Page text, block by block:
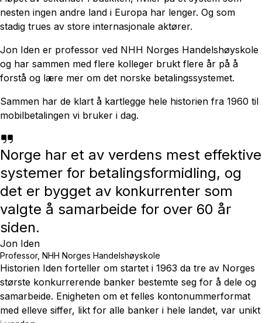
nesten ingen andre land i Europa har lenger. Og som
stadig trues av store internasjonale aktører.
Jon Iden er professor ved NHH Norges Handelshøyskole
og har sammen med flere kolleger brukt flere år på å
forstå og lære mer om det norske betalingssystemet.
Sammen har de klart å kartlegge hele historien fra 1960 til
mobilbetalingen vi bruker i dag.
Norge har et av verdens mest effektive
systemer for betalingsformidling, og
det er bygget av konkurrenter som
valgte å samarbeide for over 60 år
siden.
Jon Iden
Professor, NHH Norges Handelshøyskole
Historien Iden forteller om startet i 1963 da tre av Norges
største konkurrerende banker bestemte seg for å dele og
samarbeide. Enigheten om et felles kontonummerformat
med elleve siffer, likt for alle banker i hele landet, var unikt